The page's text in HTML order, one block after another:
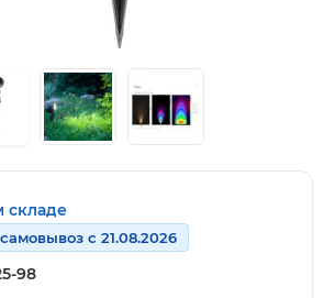
складе
с 21.08.2026
98